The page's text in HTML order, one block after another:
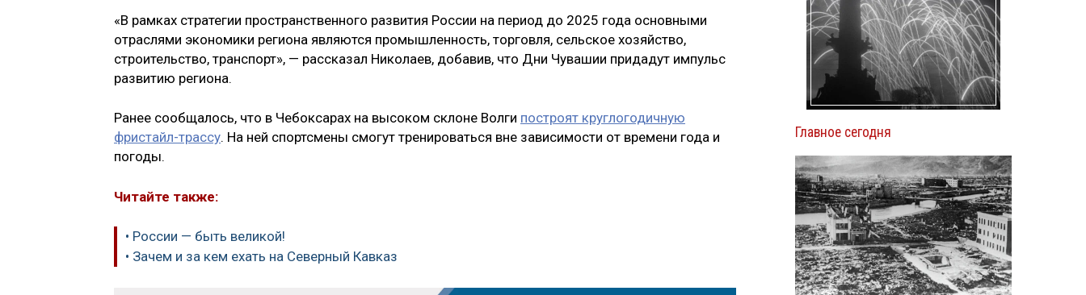
«В рамках стратегии пространственного развития России на период до 2025 года основными
отраслями экономики региона являются промышленность, торговля, сельское хозяйство,
строительство, транспорт», — рассказал Николаев, добавив, что Дни Чувашии придадут импульс
развитию региона.
Ранее сообщалось, что в Чебоксарах на высоком склоне Волги построят круглогодичную
фристайл-трассу. На ней спортсмены смогут тренироваться вне зависимости от времени года и
погоды.
Читайте также:
• России — быть великой!
• Зачем и за кем ехать на Северный Кавказ
Главное сегодня